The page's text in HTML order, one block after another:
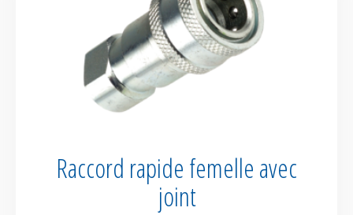
Raccord rapide femelle avec
joint